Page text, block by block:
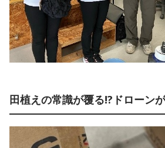
田植えの常識が覆る!?ドローン